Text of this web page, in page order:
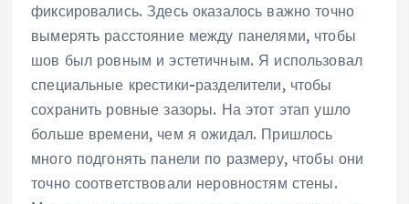
фиксировались. Здесь оказалось важно точно
вымерять расстояние между панелями, чтобы
шов был ровным и эстетичным. Я использовал
специальные крестики-разделители, чтобы
сохранить ровные зазоры. На этот этап ушло
больше времени, чем я ожидал. Пришлось
много подгонять панели по размеру, чтобы они
точно соответствовали неровностям стены.